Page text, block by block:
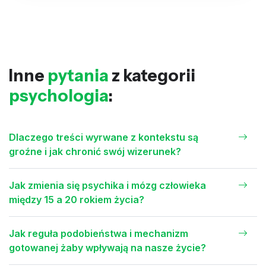
Inne pytania z kategorii
psychologia:
Dlaczego treści wyrwane z kontekstu są
groźne i jak chronić swój wizerunek?
Jak zmienia się psychika i mózg człowieka
między 15 a 20 rokiem życia?
Jak reguła podobieństwa i mechanizm
gotowanej żaby wpływają na nasze życie?